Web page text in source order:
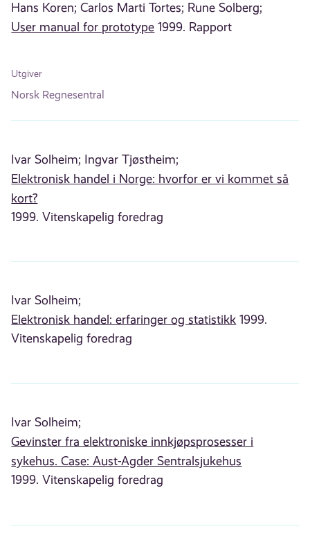
Hans Koren; Carlos Marti Tortes; Rune Solberg;
User manual for prototype 1999. Rapport
Utgiver
Norsk Regnesentral
Ivar Solheim; Ingvar Tjøstheim;
Elektronisk handel i Norge: hvorfor er vi kommet så
kort?
1999. Vitenskapelig foredrag
Ivar Solheim;
Elektronisk handel: erfaringer og statistikk 1999.
Vitenskapelig foredrag
Ivar Solheim;
Gevinster fra elektroniske innkjøpsprosesser i
sykehus. Case: Aust-Agder Sentralsjukehus
1999. Vitenskapelig foredrag